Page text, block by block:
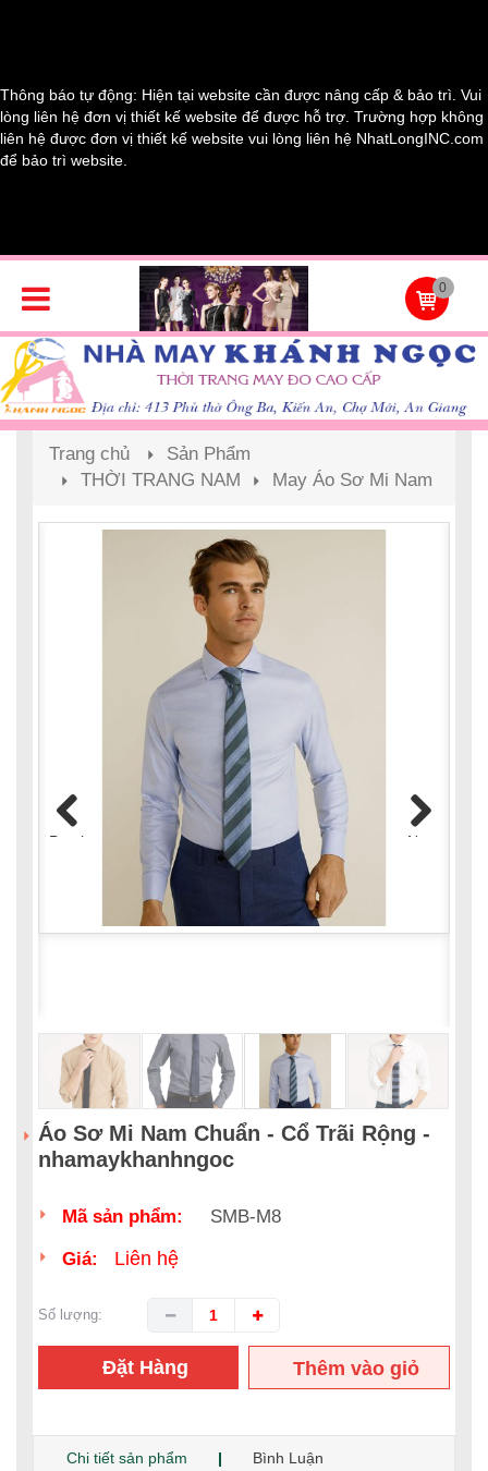
Thông báo tự động: Hiện tại website cần được nâng cấp & bảo trì. Vui
lòng liên hệ đơn vị thiết kế website để được hỗ trợ. Trường hợp không
liên hệ được đơn vị thiết kế website vui lòng liên hệ NhatLongINC.com
để bảo trì website.
0
Trang chủ
Sản Phẩm
THỜI TRANG NAM
May Áo Sơ Mi Nam
Previous Next
Áo Sơ Mi Nam Chuẩn - Cổ Trãi Rộng -
nhamaykhanhngoc
Mã sản phẩm: SMB-M8
Giá: Liên hệ
Số lượng:
Đặt Hàng
Thêm vào giỏ
Chi tiết sản phẩm Bình Luận